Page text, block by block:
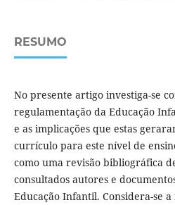
RESUMO
No presente artigo investiga-se
regulamentação da Educação
e as implicações que estas
currículo para este nível de
como uma revisão bibliográfica
consultados autores e
Educação Infantil. Considera-se